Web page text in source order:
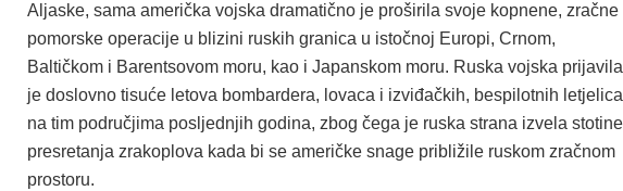
Aljaske, sama američka vojska dramatično je proširila svoje kopnene, zračne
pomorske operacije u blizini ruskih granica u istočnoj Europi, Crnom,
Baltičkom i Barentsovom moru, kao i Japanskom moru. Ruska vojska prijavila
je doslovno tisuće letova bombardera, lovaca i izviđačkih, bespilotnih letjelica
na tim područjima posljednjih godina, zbog čega je ruska strana izvela stotine
presretanja zrakoplova kada bi se američke snage približile ruskom zračnom
prostoru.